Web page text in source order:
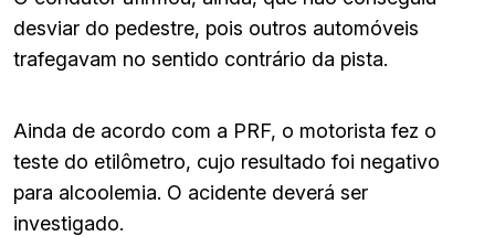
desviar do pedestre, pois outros automóveis
trafegavam no sentido contrário da pista.
Ainda de acordo com a PRF, o motorista fez o
teste do etilômetro, cujo resultado foi negativo
para alcoolemia. O acidente deverá ser
investigado.